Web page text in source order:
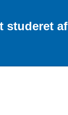
studeret af